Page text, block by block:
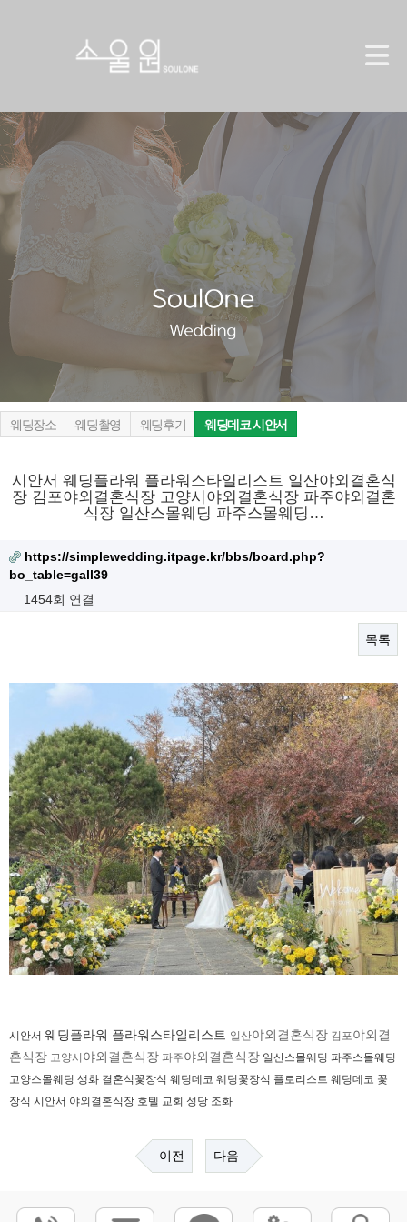
웨딩장소 웨딩촬영 웨딩후기 웨딩데코 시안서
시안서 웨딩플라워 플라워스타일리스트 일산야외결혼식
장 김포야외결혼식장 고양시야외결혼식장 파주야외결혼
식장 일산스몰웨딩 파주스몰웨딩…
https://simplewedding.itpage.kr/bbs/board.php?
bo_table=gall39
1454회 연결
목록
시안서 웨딩플라워 플라워스타일리스트 일산야외결혼식장 김포야외결
혼식장 고양시 야외결혼식장 파주야외결혼식장 일산스몰웨딩 파주스몰웨딩
고양스몰웨딩 생화 결혼식꽃장식 웨딩데코 웨딩꽃장식 플로리스트 웨딩데코 꽃
장식 시안서 야외결혼식장 호텔 교회 성당 조화
이전 다음